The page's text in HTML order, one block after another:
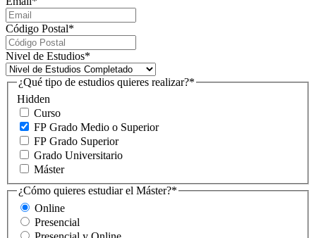
Código Postal*
Nivel de Estudios*
Hidden
¿Qué tipo de estudios quieres realizar?*
Curso
FP Grado Medio o Superior
FP Grado Superior
Grado Universitario
Máster
¿Cómo quieres estudiar el Máster?*
Online
Presencial